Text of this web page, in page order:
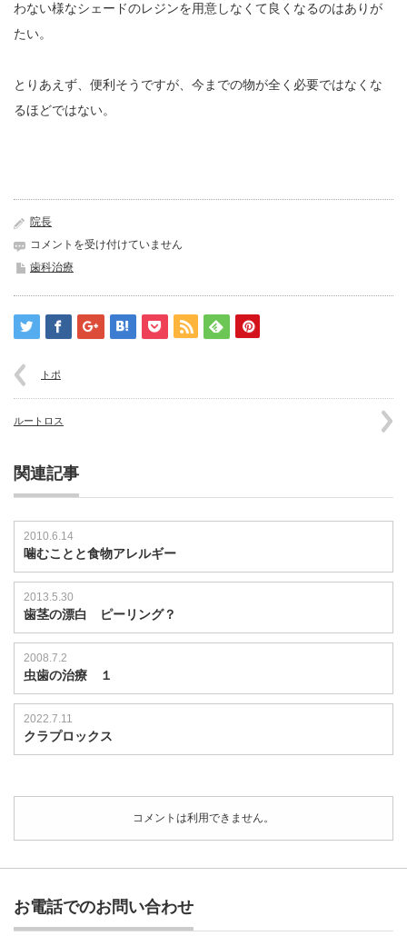
わない様なシェードのレジンを用意しなくて良くなるのはありが
たい。
とりあえず、便利そうですが、今までの物が全く必要ではなくな
るほどではない。
院長
色
が
い
や
す
ン
は
コメントを受け付けていません
歯科治療
トポ
ルートロス
関連記事
2010.6.14
噛むことと食物アレルギー
2013.5.30
歯茎の漂白 ピーリング？
2008.7.2
虫歯の治療 １
2022.7.11
クラプロックス
コメントは利用できません。
お電話でのお問い合わせ